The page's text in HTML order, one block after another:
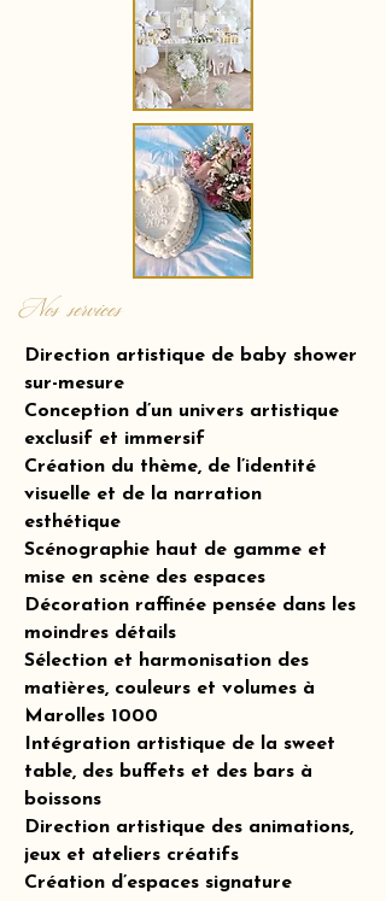
Nos services
Direction artistique de baby shower
sur-mesure
Conception d’un univers artistique
exclusif et immersif
Création du thème, de l’identité
visuelle et de la narration
esthétique
Scénographie haut de gamme et
mise en scène des espaces
Décoration raffinée pensée dans les
moindres détails
Sélection et harmonisation des
matières, couleurs et volumes à
Marolles 1000
Intégration artistique de la sweet
table, des buffets et des bars à
boissons
Direction artistique des animations,
jeux et ateliers créatifs
Création d’espaces signature